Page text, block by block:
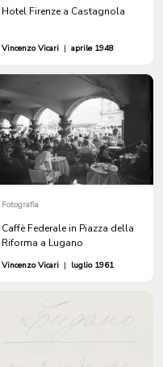
Hotel Firenze a Castagnola
Vincenzo Vicari | aprile 1948
Fotografia
Caffè Federale in Piazza della
Riforma a Lugano
Vincenzo Vicari | luglio 1961